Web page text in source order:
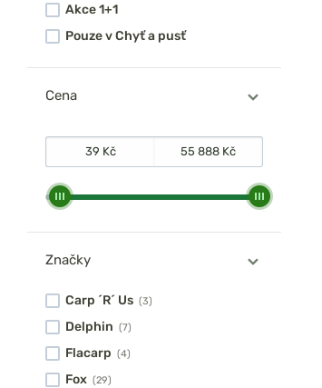
Akce 1+1
Pouze v Chyť a pusť
Cena
Značky
Carp ´R´ Us (3)
Delphin (7)
Flacarp (4)
Fox (29)